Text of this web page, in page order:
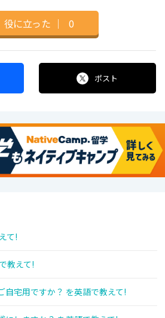
役に立った ｜ 0
ポスト
て!
教えて!
自宅用ですか？ を英語で教えて!